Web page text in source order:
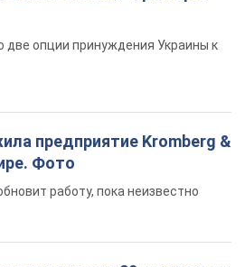
работу, пока неизвестно
закроют 80-метровым
киевские власти
строительство
верующего"
петицию по отмене строительства